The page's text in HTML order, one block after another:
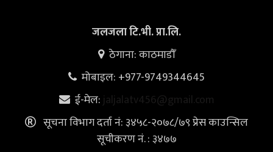
जलजला टि.भी. प्रा.लि.
ठेगाना: काठमाडौँ
मोबाइल: +977-9749344645
ई-मेल: jaljalatv456@gmail.com
सूचना विभाग दर्ता नं: ३४५८-२०७८/७९ प्रेस काउन्सिल
सूचीकरण नं. : ३४७७